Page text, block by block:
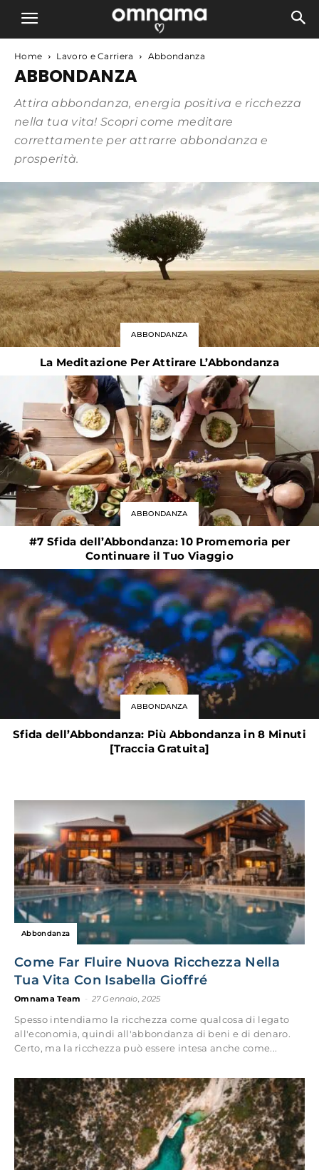
Home Lavoro e Carriera Abbondanza
ABBONDANZA
Attira abbondanza, energia positiva e ricchezza
nella tua vita! Scopri come meditare
correttamente per attrarre abbondanza e
prosperità.
ABBONDANZA
La Meditazione Per Attirare L’Abbondanza
ABBONDANZA
#7 Sfida dell’Abbondanza: 10 Promemoria per
Continuare il Tuo Viaggio
ABBONDANZA
Sfida dell’Abbondanza: Più Abbondanza in 8 Minuti
[Traccia Gratuita]
Abbondanza
Come Far Fluire Nuova Ricchezza Nella
Tua Vita Con Isabella Gioffré
Omnama Team 27 Gennaio, 2025
Spesso intendiamo la ricchezza come qualcosa di legato
all'economia, quindi all'abbondanza di beni e di denaro.
Certo, ma la ricchezza può essere intesa anche come...